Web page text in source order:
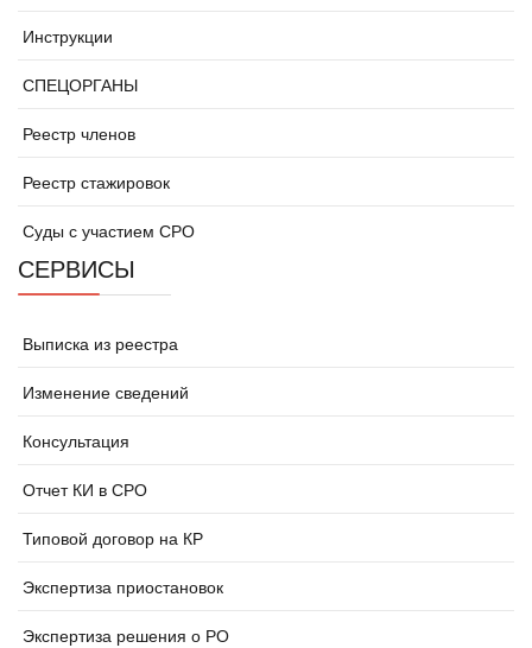
Инструкции
СПЕЦОРГАНЫ
Реестр членов
Реестр стажировок
Суды с участием СРО
СЕРВИСЫ
Выписка из реестра
Изменение сведений
Консультация
Отчет КИ в СРО
Типовой договор на КР
Экспертиза приостановок
Экспертиза решения о РО